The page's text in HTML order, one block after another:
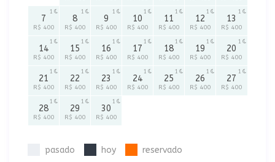
7
R$ 400
1
8
R$ 400
1
9
R$ 400
1
10
R$ 400
1
11
R$ 400
1
12
R$ 400
1
13
R$ 400
1
14
R$ 400
1
15
R$ 400
1
16
R$ 400
1
17
R$ 400
1
18
R$ 400
1
19
R$ 400
1
20
R$ 400
1
21
R$ 400
1
22
R$ 400
1
23
R$ 400
1
24
R$ 400
1
25
R$ 400
1
26
R$ 400
1
27
R$ 400
1
28
R$ 400
1
29
R$ 400
1
30
R$ 400
1
pasado hoy reservado